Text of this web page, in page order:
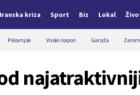
Iranska kriza Sport Biz Lokal
Polovnjak Visoki napon Garaža